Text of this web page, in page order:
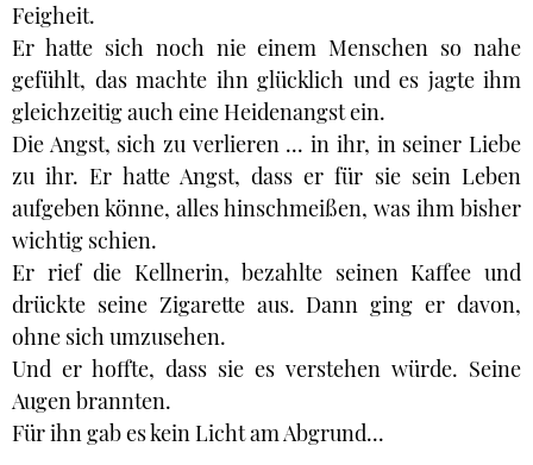
Feigheit.
Er hatte sich noch nie einem Menschen so nahe
gefühlt, das machte ihn glücklich und es jagte ihm
gleichzeitig auch eine Heidenangst ein.
Die Angst, sich zu verlieren ... in ihr, in seiner Liebe
zu ihr. Er hatte Angst, dass er für sie sein Leben
aufgeben könne, alles hinschmeißen, was ihm bisher
wichtig schien.
Er rief die Kellnerin, bezahlte seinen Kaffee und
drückte seine Zigarette aus. Dann ging er davon,
ohne sich umzusehen.
Und er hoffte, dass sie es verstehen würde. Seine
Augen brannten.
Für ihn gab es kein Licht am Abgrund...